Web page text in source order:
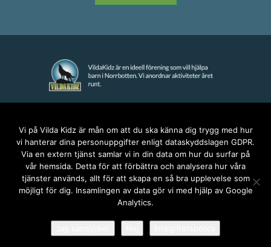
anna@vildakidz.se
076-7755068
Integritetspolicy
SOCIALA MEDIER
Vi på Vilda Kidz är mån om att du ska känna dig trygg med hur
vi hanterar dina personuppgifter enligt dataskyddslagen GDPR.
Via en extern tjänst samlar vi in din data om hur du surfar på
vår hemsida. Detta för att förbättra och analysera hur våra
tjänster används, allt för att skapa en så bra upplevelse som
möjligt för dig. Insamlingen av data gör vi med hjälp av Google
Analytics.